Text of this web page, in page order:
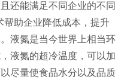
还能满足不同企业的不同
帮助企业降低成本，提升
液氮是当今世界上相当环
液氮的超冷温度，可以加
尽量使食品水分以及品质